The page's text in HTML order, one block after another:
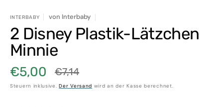
INTERBABY von Interbaby
2 Disney Plastik-Lätzchen
Minnie
Verkaufspreis
€5,00
Normaler
Preis
€7,14
Steuern inklusive.Der Versand wird an der Kasse berechnet.